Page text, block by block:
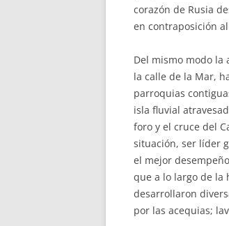
corazón de Rusia
en contraposición
Del mismo modo la
la calle de la Mar,
parroquias
isla fluvial
foro y el cruce del
situación, ser líder
el mejor
que a lo largo de la
desarrollaron
por las acequias;